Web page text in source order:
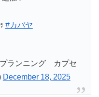
#カバヤ
ランニング カプセ
December 18, 2025